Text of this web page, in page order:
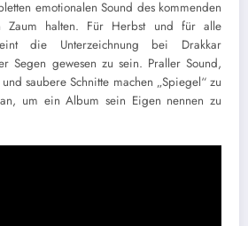
emotionalen Sound des kommenden
Zaum halten. Für Herbst und für alle
die Unterzeichnung bei Drakkar
Segen gewesen zu sein. Praller Sound,
saubere Schnitte machen „Spiegel“ zu
um ein Album sein Eigen nennen zu